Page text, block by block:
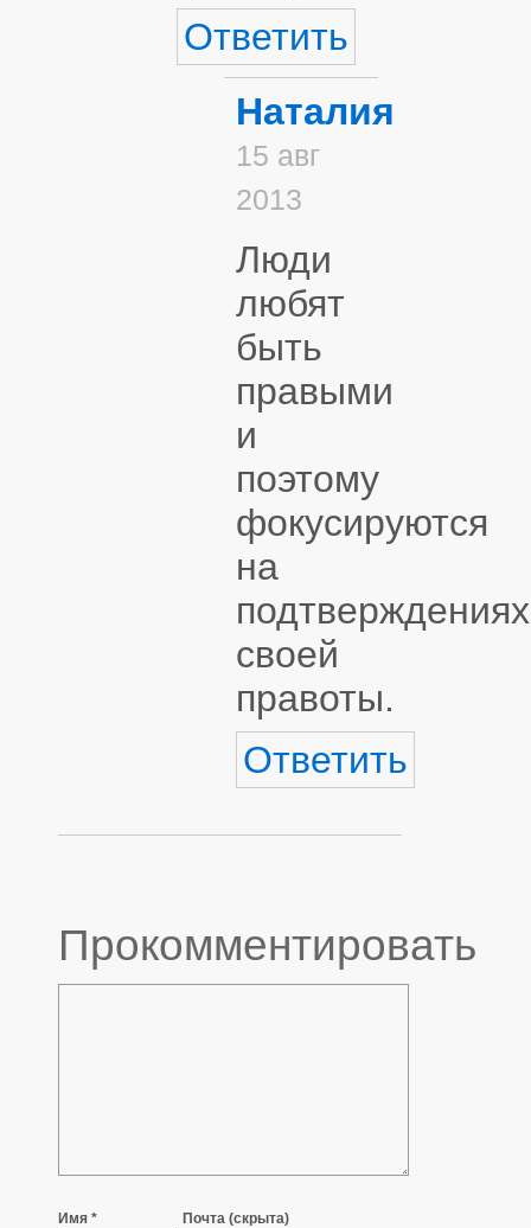
Ответить
Наталия
15 авг
2013
Люди
любят
быть
правыми
и
поэтому
фокусируются
на
подтверждениях
своей
правоты.
Ответить
Прокомментировать
Имя *
Почта (скрыта)